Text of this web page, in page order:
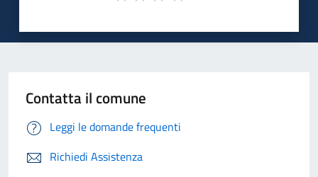
Contatta il comune
Leggi le domande frequenti
Richiedi Assistenza